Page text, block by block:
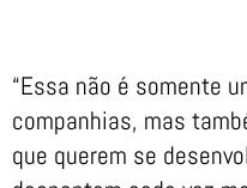
“Essa não é somente
companhias, mas
que querem se